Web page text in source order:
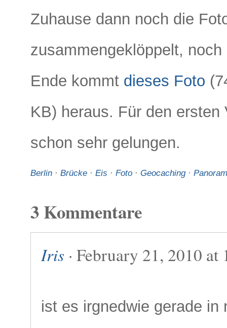
Zuhause dann noch die
zusammengeklöppelt,
Ende kommt dieses Foto
KB) heraus. Für den
schon sehr gelungen.
Berlin · Brücke · Eis · Foto · Geocaching·
3 Kommentare
Iris · February 21, 2010 at
ist es irgnedwie gerade in